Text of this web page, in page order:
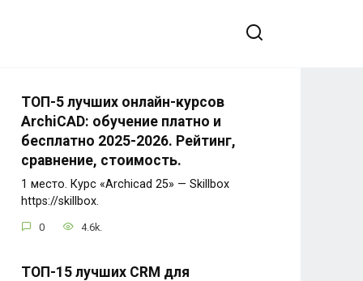
ТОП-5 лучших онлайн-курсов
ArchiCAD: обучение платно и
бесплатно 2025-2026. Рейтинг,
сравнение, стоимость.
1 место. Курс «Archicad 25» — Skillbox
https://skillbox.
0 4.6k.
ТОП-15 лучших CRM для